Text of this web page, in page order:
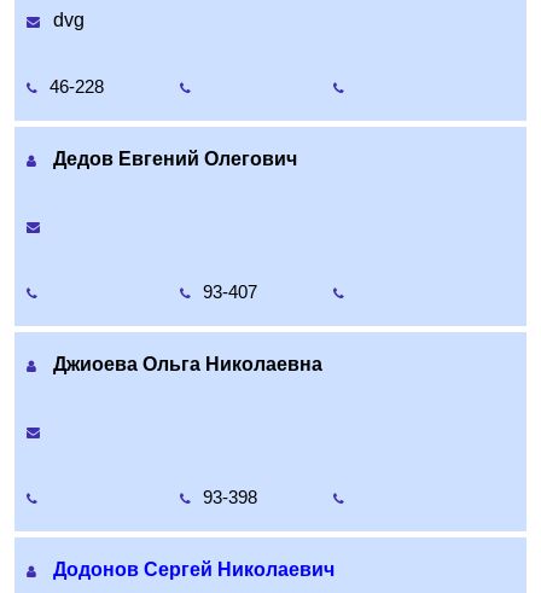
dvg
46-228
Дедов Евгений Олегович
93-407
Джиоева Ольга Николаевна
93-398
Додонов Сергей Николаевич